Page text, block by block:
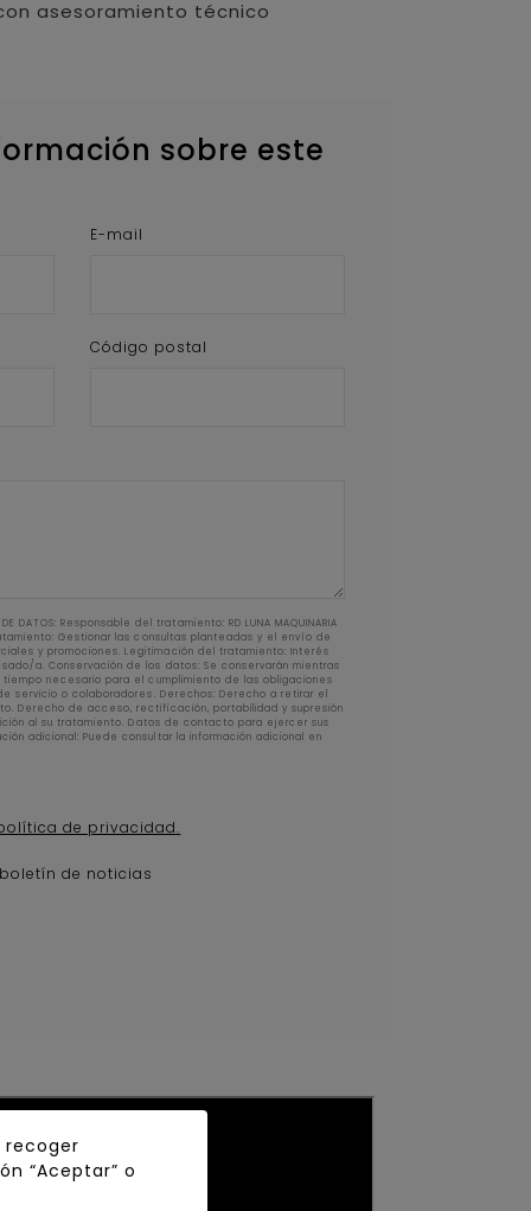
asesoramiento técnico
sobre este
E-mail
Código postal
DE DATOS: Responsable del tratamiento: RD LUNA MAQUINARIA
tratamiento: Gestionar las consultas planteadas y el envío de
y promociones. Legitimación del tratamiento: Interés
a. Conservación de los datos: Se conservarán mientras
necesario para el cumplimiento de las obligaciones
servicio o colaboradores. Derechos: Derecho a retirar el
Derecho de acceso, rectificación, portabilidad y supresión
al su tratamiento. Datos de contacto para ejercer sus
adicional: Puede consultar la información adicional en
de privacidad.
de noticias
recoger
“Aceptar” o